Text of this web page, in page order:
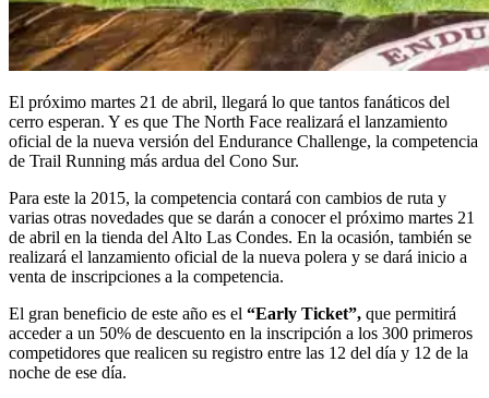
El próximo martes 21 de abril, llegará lo que tantos fanáticos del
cerro esperan. Y es que The North Face realizará el lanzamiento
oficial de la nueva versión del Endurance Challenge, la competencia
de Trail Running más ardua del Cono Sur.
Para este la 2015, la competencia contará con cambios de ruta y
varias otras novedades que se darán a conocer el próximo martes 21
de abril en la tienda del Alto Las Condes. En la ocasión, también se
realizará el lanzamiento oficial de la nueva polera y se dará inicio a
venta de inscripciones a la competencia.
El gran beneficio de este año es el “Early Ticket”, que permitirá
acceder a un 50% de descuento en la inscripción a los 300 primeros
competidores que realicen su registro entre las 12 del día y 12 de la
noche de ese día.